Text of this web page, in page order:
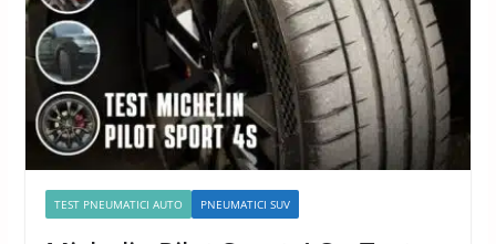
TEST PNEUMATICI AUTO PNEUMATICI SUV